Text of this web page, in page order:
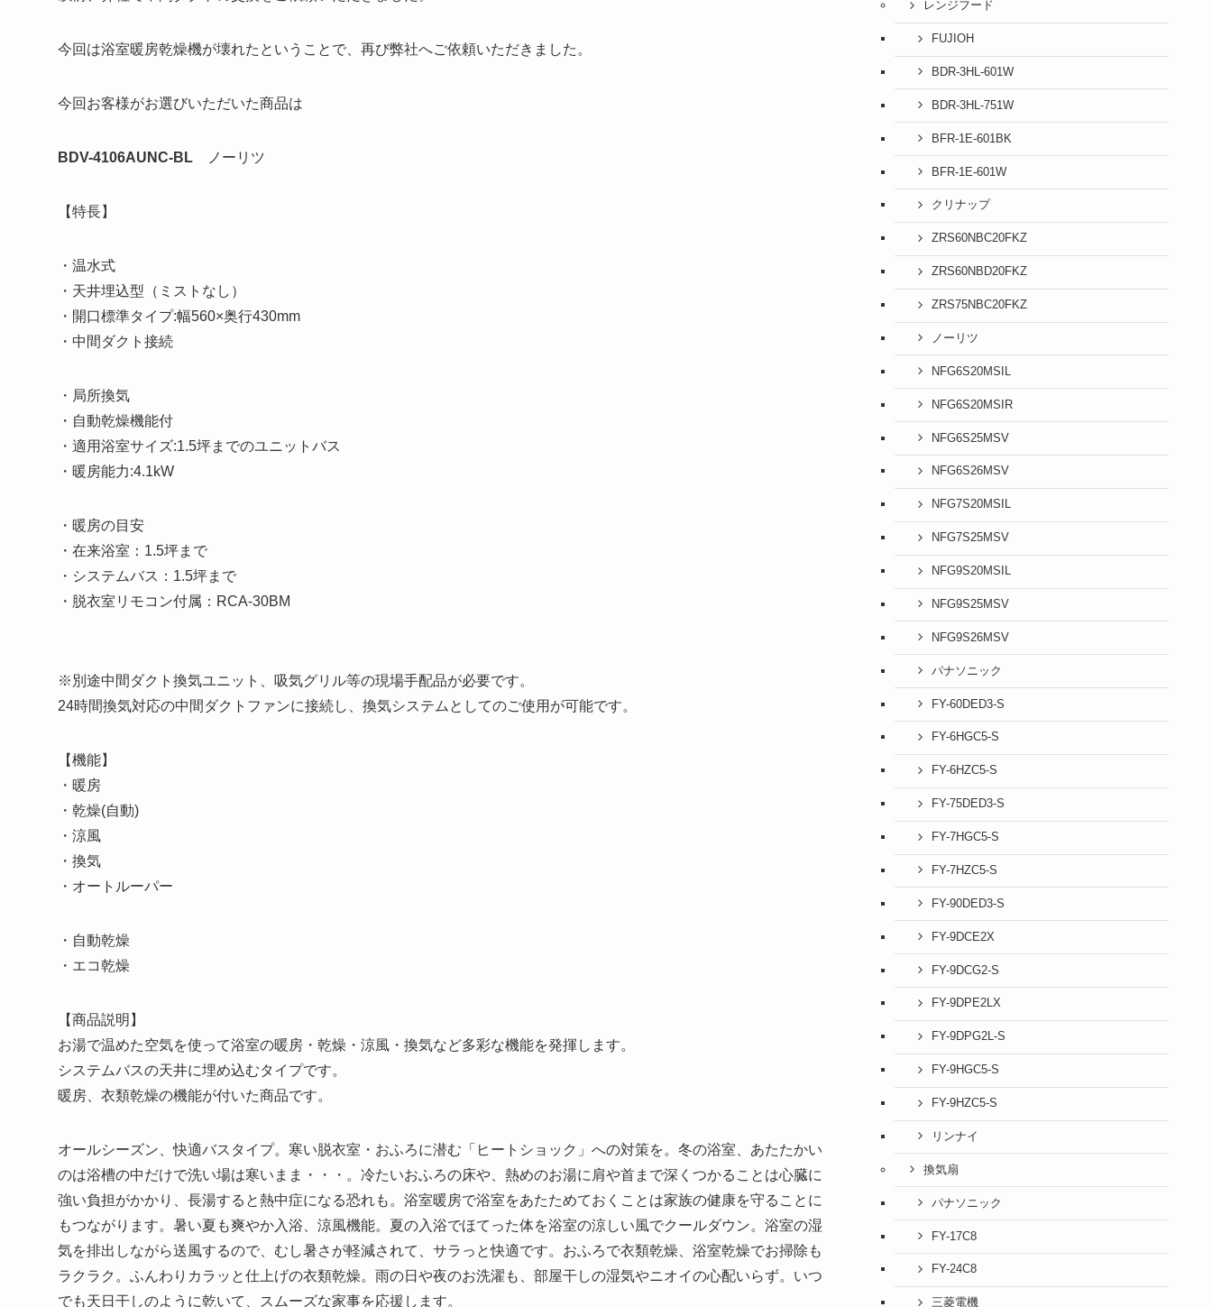
今回は浴室暖房乾燥機が壊れたということで、再び弊社へご依頼いただきました。
今回お客様がお選びいただいた商品は
BDV-4106AUNC-BL ノーリツ
【特長】
・温水式
・天井埋込型（ミストなし）
・開口標準タイプ:幅560×奥行430mm
・中間ダクト接続
・局所換気
・自動乾燥機能付
・適用浴室サイズ:1.5坪までのユニットバス
・暖房能力:4.1kW
・暖房の目安
・在来浴室：1.5坪まで
・システムバス：1.5坪まで
・脱衣室リモコン付属：RCA-30BM
※別途中間ダクト換気ユニット、吸気グリル等の現場手配品が必要です。
24時間換気対応の中間ダクトファンに接続し、換気システムとしてのご使用が可能です。
【機能】
・暖房
・乾燥(自動)
・涼風
・換気
・オートルーパー
・自動乾燥
・エコ乾燥
【商品説明】
お湯で温めた空気を使って浴室の暖房・乾燥・涼風・換気など多彩な機能を発揮します。
システムバスの天井に埋め込むタイプです。
暖房、衣類乾燥の機能が付いた商品です。
オールシーズン、快適バスタイプ。寒い脱衣室・おふろに潜む「ヒートショック」への対策を。冬の浴室、あたたかい
のは浴槽の中だけで洗い場は寒いまま・・・。冷たいおふろの床や、熱めのお湯に肩や首まで深くつかることは心臓に
強い負担がかかり、長湯すると熱中症になる恐れも。浴室暖房で浴室をあたためておくことは家族の健康を守ることに
もつながります。暑い夏も爽やか入浴、涼風機能。夏の入浴でほてった体を浴室の涼しい風でクールダウン。浴室の湿
気を排出しながら送風するので、むし暑さが軽減されて、サラっと快適です。おふろで衣類乾燥、浴室乾燥でお掃除も
ラクラク。ふんわりカラッと仕上げの衣類乾燥。雨の日や夜のお洗濯も、部屋干しの湿気やニオイの心配いらず。いつ
でも天日干しのように乾いて、スムーズな家事を応援します。
レンジフード
FUJIOH
BDR-3HL-601W
BDR-3HL-751W
BFR-1E-601BK
BFR-1E-601W
クリナップ
ZRS60NBC20FKZ
ZRS60NBD20FKZ
ZRS75NBC20FKZ
ノーリツ
NFG6S20MSIL
NFG6S20MSIR
NFG6S25MSV
NFG6S26MSV
NFG7S20MSIL
NFG7S25MSV
NFG9S20MSIL
NFG9S25MSV
NFG9S26MSV
パナソニック
FY-60DED3-S
FY-6HGC5-S
FY-6HZC5-S
FY-75DED3-S
FY-7HGC5-S
FY-7HZC5-S
FY-90DED3-S
FY-9DCE2X
FY-9DCG2-S
FY-9DPE2LX
FY-9DPG2L-S
FY-9HGC5-S
FY-9HZC5-S
リンナイ
換気扇
パナソニック
FY-17C8
FY-24C8
三菱電機